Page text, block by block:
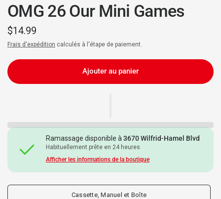
OMG 26 Our Mini Games
$14.99
Frais d'expédition calculés à l'étape de paiement.
Ajouter au panier
Ramassage disponible à3670 Wilfrid-Hamel Blvd
Habituellement prête en 24 heures
Afficher les informations de la boutique
Cassette, Manuel et Boîte